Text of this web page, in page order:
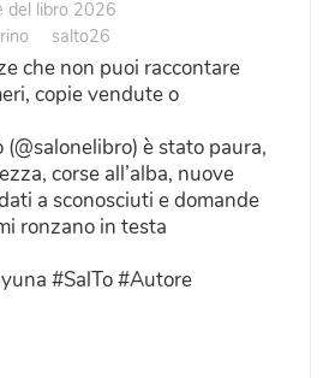
del libro 2026
salto26
che non puoi raccontare
copie vendute o
(@salonelibro) è stato paura,
corse all’alba, nuove
a sconosciuti e domande
ronzano in testa
#SalTo #Autore